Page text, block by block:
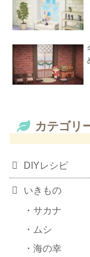
カテゴリ
DIYレシピ
いきもの
サカナ
ムシ
海の幸